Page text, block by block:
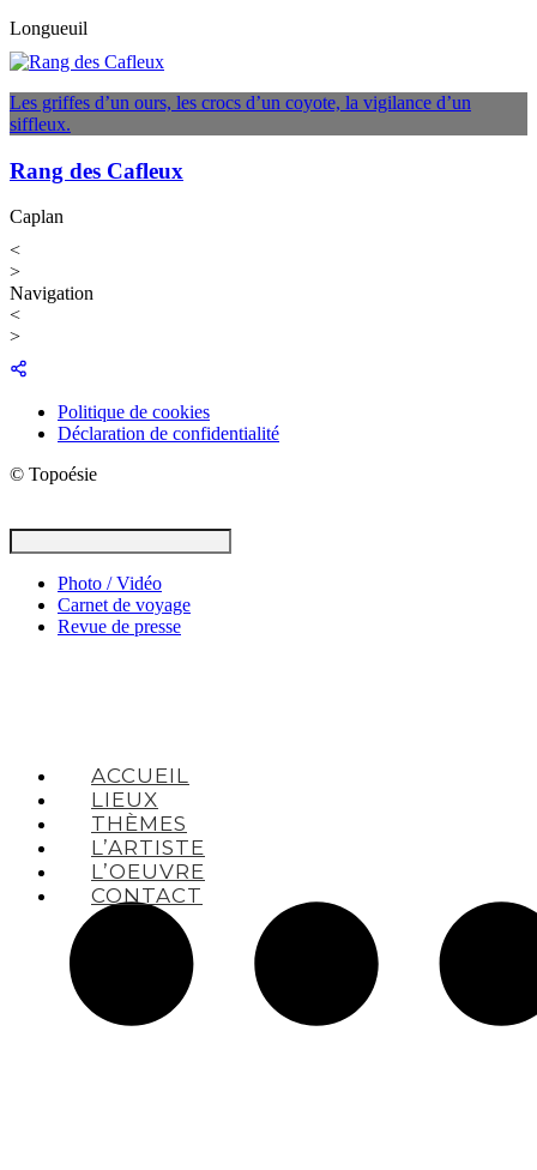
Longueuil
Les griffes d’un ours, les crocs d’un coyote, la vigilance d’un
siffleux.
Rang des Cafleux
Caplan
<
>
Navigation
<
>
Politique de cookies
Déclaration de confidentialité
© Topoésie
Photo / Vidéo
Carnet de voyage
Revue de presse
ACCUEIL
LIEUX
THÈMES
L’ARTISTE
L’OEUVRE
CONTACT